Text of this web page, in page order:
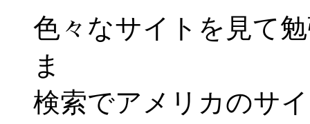
色々なサイトを見て
ま
検索でアメリカのサ